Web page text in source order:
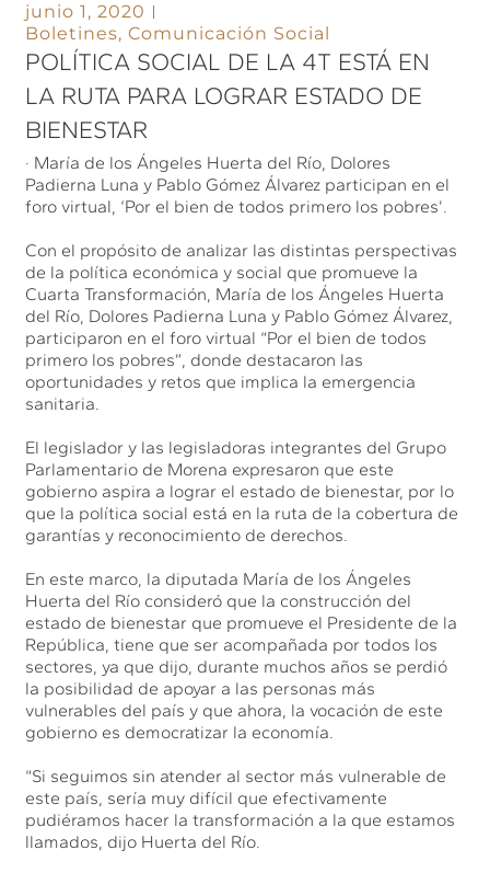
junio 1, 2020
Boletines,Comunicación Social
POLÍTICA SOCIAL DE LA 4T ESTÁ EN
LA RUTA PARA LOGRAR ESTADO DE
BIENESTAR
· María de los Ángeles Huerta del Río, Dolores
Padierna Luna y Pablo Gómez Álvarez participan en el
foro virtual, ‘Por el bien de todos primero los pobres’.
Con el propósito de analizar las distintas perspectivas
de la política económica y social que promueve la
Cuarta Transformación, María de los Ángeles Huerta
del Río, Dolores Padierna Luna y Pablo Gómez Álvarez,
participaron en el foro virtual “Por el bien de todos
primero los pobres”, donde destacaron las
oportunidades y retos que implica la emergencia
sanitaria.
El legislador y las legisladoras integrantes del Grupo
Parlamentario de Morena expresaron que este
gobierno aspira a lograr el estado de bienestar, por lo
que la política social está en la ruta de la cobertura de
garantías y reconocimiento de derechos.
En este marco, la diputada María de los Ángeles
Huerta del Río consideró que la construcción del
estado de bienestar que promueve el Presidente de la
República, tiene que ser acompañada por todos los
sectores, ya que dijo, durante muchos años se perdió
la posibilidad de apoyar a las personas más
vulnerables del país y que ahora, la vocación de este
gobierno es democratizar la economía.
“Si seguimos sin atender al sector más vulnerable de
este país, sería muy difícil que efectivamente
pudiéramos hacer la transformación a la que estamos
llamados, dijo Huerta del Río.